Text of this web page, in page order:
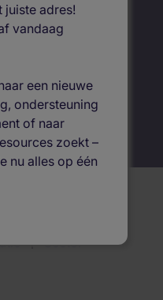
Sector
juiste adres!
vandaag
een nieuwe
ondersteuning
of naar
zoekt –
nu alles op één